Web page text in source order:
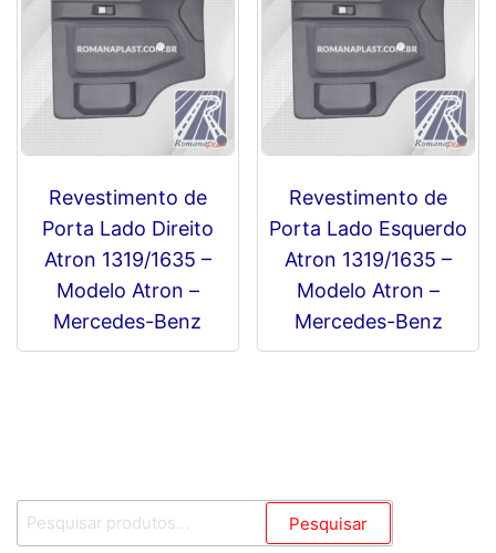
Revestimento de
Porta Lado Direito
Atron 1319/1635 –
Modelo Atron –
Mercedes-Benz
Revestimento de
Porta Lado Esquerdo
Atron 1319/1635 –
Modelo Atron –
Mercedes-Benz
Pesquisar